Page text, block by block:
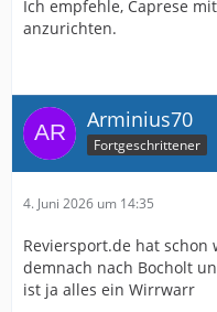
Ich empfehle, Caprese
anzurichten.
Arminius70
Fortgeschrittener
4. Juni 2026 um 14:35
Reviersport.de hat
demnach nach Bocholt
ist ja alles ein Wirrwarr